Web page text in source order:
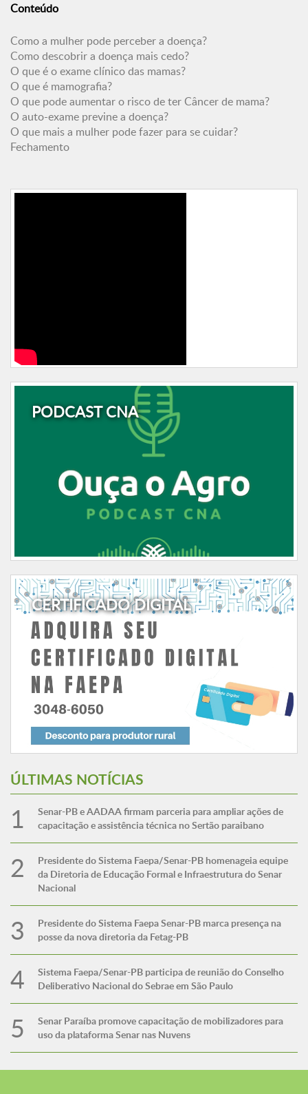
Conteúdo
Como a mulher pode perceber a doença?
Como descobrir a doença mais cedo?
O que é o exame clínico das mamas?
O que é mamografia?
O que pode aumentar o risco de ter Câncer de mama?
O auto-exame previne a doença?
O que mais a mulher pode fazer para se cuidar?
Fechamento
PODCAST CNA
CERTIFICADO DIGITAL
ÚLTIMAS NOTÍCIAS
Senar-PB e AADAA firmam parceria para ampliar ações de
capacitação e assistência técnica no Sertão paraibano
Presidente do Sistema Faepa/Senar-PB homenageia equipe
da Diretoria de Educação Formal e Infraestrutura do Senar
Nacional
Presidente do Sistema Faepa Senar-PB marca presença na
posse da nova diretoria da Fetag-PB
Sistema Faepa/Senar-PB participa de reunião do Conselho
Deliberativo Nacional do Sebrae em São Paulo
Senar Paraíba promove capacitação de mobilizadores para
uso da plataforma Senar nas Nuvens